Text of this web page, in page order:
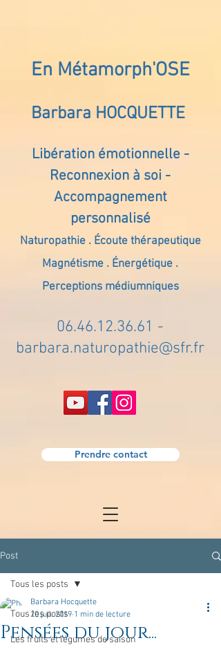
En Métamorph'OSE
Barbara HOCQUETTE
Libération émotionnelle -
Reconnexion à soi -
Accompagnement
personnalisé
Naturopathie . Écoute thérapeutique
Magnétisme . Énergétique .
Perceptions médiumniques
06.46.12.36.61 -
barbara.naturopathie@sfr.fr
Prendre contact
Post
Tous les posts
Les fruits et légumes de saison
Tous les posts
Pensées du jour...
Barbara Hocquette
20 juil. 2019 1 min de lecture